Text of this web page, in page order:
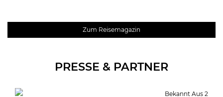
Zum Reisemagazin
PRESSE & PARTNER